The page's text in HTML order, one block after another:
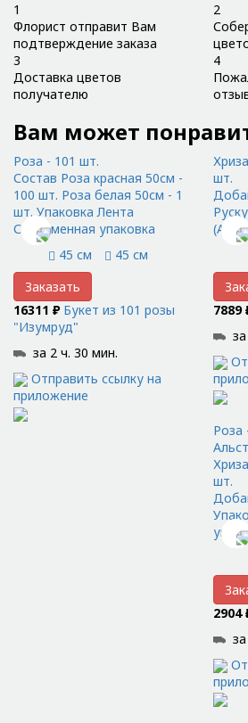
1
Флорист отправит Вам
подтверждение заказа
2
3
Доставка цветов
получателю
4
Вам может
Роза - 101 шт.
Состав Роза красная 50см -
100 шт. Роза белая 50см - 1
шт. Упаковка Лента
Современная упаковка
45 см
45 см
Заказать
16311 ₽ Букет из 101 розы
"Изумруд"
за 2 ч. 30 мин.
Отправить ссылку на
приложение
шт.
7889
за
Роза
шт.
2904
за